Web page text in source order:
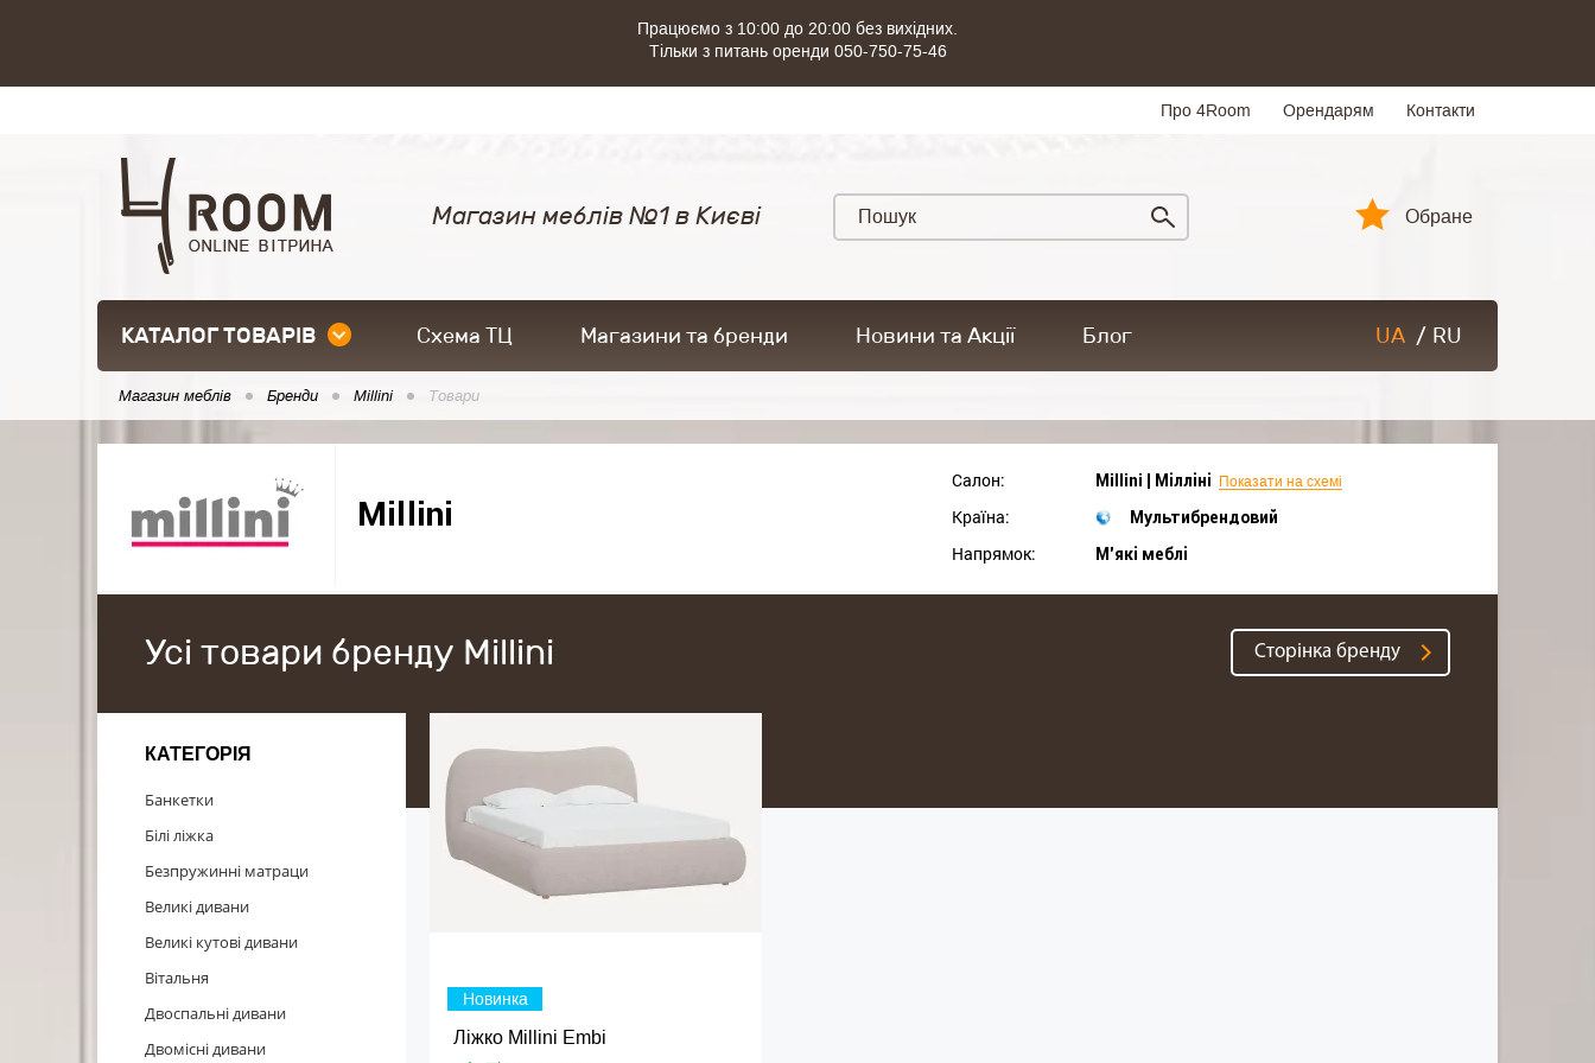
Працюємо з 10:00 до 20:00 без вихідних.
Тільки з питань оренди 050-750-75-46
Про 4Room Орендарям Контакти
Магазин меблів №1 в Києві Обране
КАТАЛОГ ТОВАРІВ Схема ТЦ Магазини та бренди Новини та Акції Блог UA / RU
Магазин меблів Бренди Millini Товари
Millini
Салон: Millini | Мілліні Показати на схемі
Країна: Мультибрендовий
Напрямок: М'які меблі
Усі товари бренду Millini Cторінка бренду
КАТЕГОРІЯ
Банкетки
Білі ліжка
Безпружинні матраци
Великі дивани
Великі кутові дивани
Вітальня
Двоспальні дивани
Двомісні дивани
Новинка
Ліжко Millini Embi